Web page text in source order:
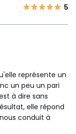
5
représente un
un peu un pari
à dire sans
elle répond
conduit à